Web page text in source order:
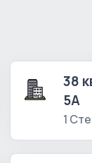
38
5А
1